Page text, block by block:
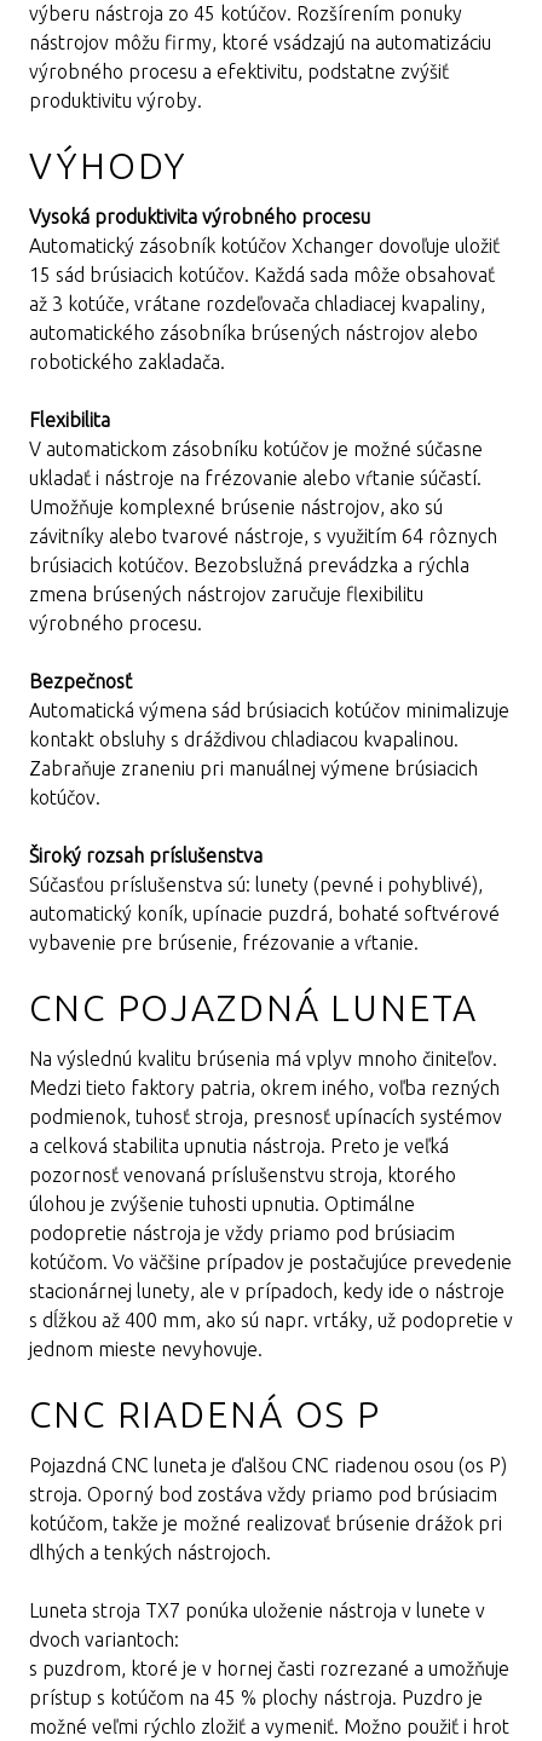
výberu nástroja zo 45 kotúčov. Rozšírením ponuky
nástrojov môžu firmy, ktoré vsádzajú na automatizáciu
výrobného procesu a efektivitu, podstatne zvýšiť
produktivitu výroby.
VÝHODY
Vysoká produktivita výrobného procesu
Automatický zásobník kotúčov Xchanger dovoľuje uložiť
15 sád brúsiacich kotúčov. Každá sada môže obsahovať
až 3 kotúče, vrátane rozdeľovača chladiacej kvapaliny,
automatického zásobníka brúsených nástrojov alebo
robotického zakladača.
Flexibilita
V automatickom zásobníku kotúčov je možné súčasne
ukladať i nástroje na frézovanie alebo vŕtanie súčastí.
Umožňuje komplexné brúsenie nástrojov, ako sú
závitníky alebo tvarové nástroje, s využitím 64 rôznych
brúsiacich kotúčov. Bezobslužná prevádzka a rýchla
zmena brúsených nástrojov zaručuje flexibilitu
výrobného procesu.
Bezpečnosť
Automatická výmena sád brúsiacich kotúčov minimalizuje
kontakt obsluhy s dráždivou chladiacou kvapalinou.
Zabraňuje zraneniu pri manuálnej výmene brúsiacich
kotúčov.
Široký rozsah príslušenstva
Súčasťou príslušenstva sú: lunety (pevné i pohyblivé),
automatický koník, upínacie puzdrá, bohaté softvérové
vybavenie pre brúsenie, frézovanie a vŕtanie.
CNC POJAZDNÁ LUNETA
Na výslednú kvalitu brúsenia má vplyv mnoho činiteľov.
Medzi tieto faktory patria, okrem iného, voľba rezných
podmienok, tuhosť stroja, presnosť upínacích systémov
a celková stabilita upnutia nástroja. Preto je veľká
pozornosť venovaná príslušenstvu stroja, ktorého
úlohou je zvýšenie tuhosti upnutia. Optimálne
podopretie nástroja je vždy priamo pod brúsiacim
kotúčom. Vo väčšine prípadov je postačujúce prevedenie
stacionárnej lunety, ale v prípadoch, kedy ide o nástroje
s dĺžkou až 400 mm, ako sú napr. vrtáky, už podopretie v
jednom mieste nevyhovuje.
CNC RIADENÁ OS P
Pojazdná CNC luneta je ďalšou CNC riadenou osou (os P)
stroja. Oporný bod zostáva vždy priamo pod brúsiacim
kotúčom, takže je možné realizovať brúsenie drážok pri
dlhých a tenkých nástrojoch.
Luneta stroja TX7 ponúka uloženie nástroja v lunete v
dvoch variantoch:
s puzdrom, ktoré je v hornej časti rozrezané a umožňuje
prístup s kotúčom na 45 % plochy nástroja. Puzdro je
možné veľmi rýchlo zložiť a vymeniť. Možno použiť i hrot